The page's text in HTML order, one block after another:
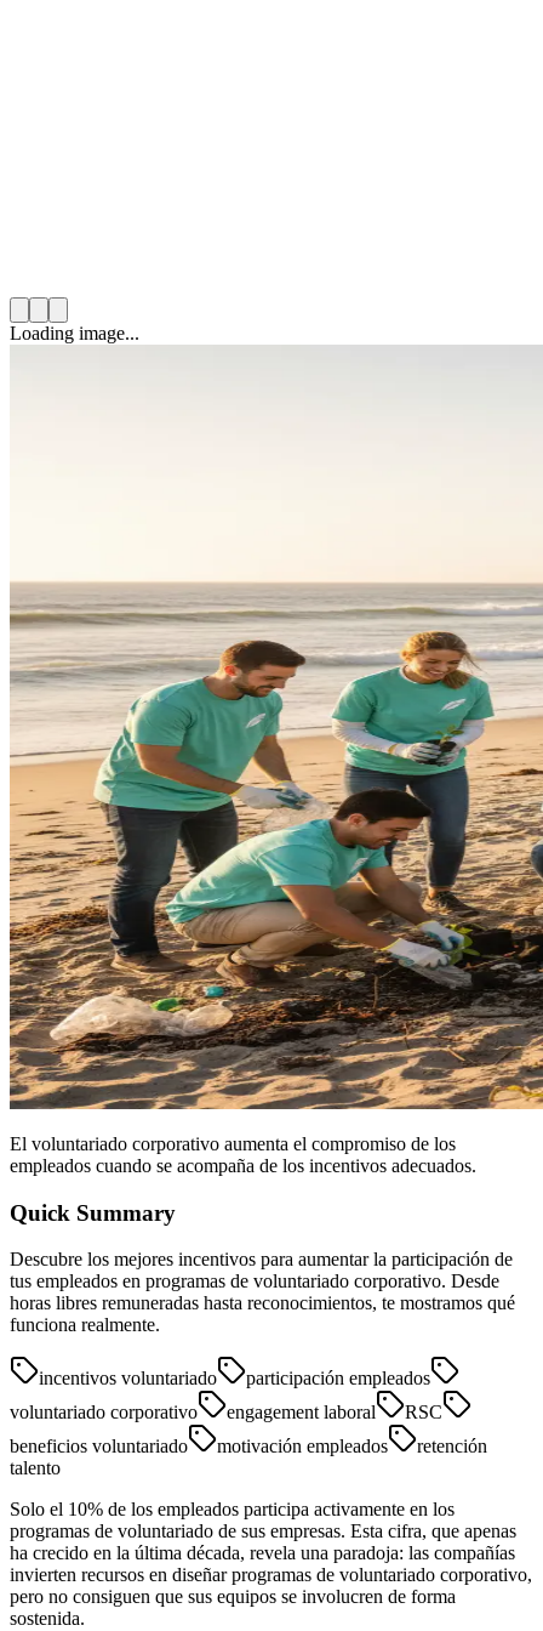
Loading image...
El voluntariado corporativo aumenta el compromiso de los
empleados cuando se acompaña de los incentivos adecuados.
Quick Summary
Descubre los mejores incentivos para aumentar la participación de
tus empleados en programas de voluntariado corporativo. Desde
horas libres remuneradas hasta reconocimientos, te mostramos qué
funciona realmente.
incentivos voluntariado
participación empleados
voluntariado corporativo
engagement laboral
RSC
beneficios voluntariado
motivación empleados
retención
talento
Solo el 10% de los empleados participa activamente en los
programas de voluntariado de sus empresas. Esta cifra, que apenas
ha crecido en la última década, revela una paradoja: las compañías
invierten recursos en diseñar programas de voluntariado corporativo,
pero no consiguen que sus equipos se involucren de forma
sostenida.